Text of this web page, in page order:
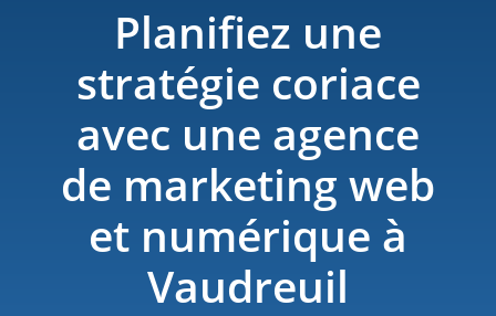
Planifiez une
stratégie coriace
avec une agence
de marketing web
et numérique à
Vaudreuil